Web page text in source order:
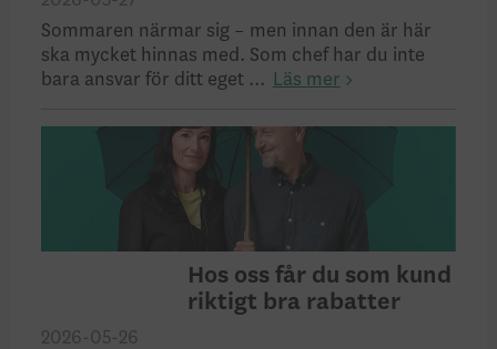
Sommaren närmar sig – men innan den är här
ska mycket hinnas med. Som chef har du inte
bara ansvar för ditt eget ...
Läs mer
Hos oss får du som kund
riktigt bra rabatter
2026-05-26